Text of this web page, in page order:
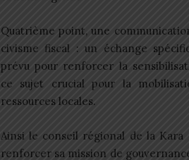
Quatrième point, une
civisme fiscal : un échange
prévu pour renforcer la
ce sujet crucial pour la
ressources locales.
Ainsi le conseil régional de la Kara
renforcer sa mission de